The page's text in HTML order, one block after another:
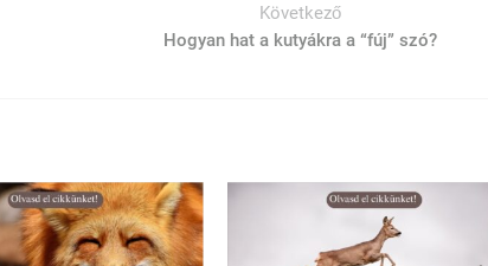
Következő
Hogyan hat a kutyákra a “fúj” szó?